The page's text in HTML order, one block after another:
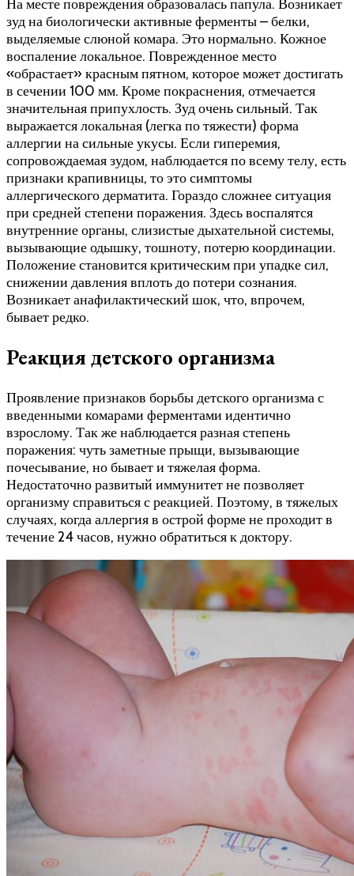
На месте повреждения образовалась папула. Возникает
зуд на биологически активные ферменты – белки,
выделяемые слюной комара. Это нормально. Кожное
воспаление локальное. Поврежденное место
«обрастает» красным пятном, которое может достигать
в сечении 100 мм. Кроме покраснения, отмечается
значительная припухлость. Зуд очень сильный. Так
выражается локальная (легка по тяжести) форма
аллергии на сильные укусы. Если гиперемия,
сопровождаемая зудом, наблюдается по всему телу, есть
признаки крапивницы, то это симптомы
аллергического дерматита. Гораздо сложнее ситуация
при средней степени поражения. Здесь воспалятся
внутренние органы, слизистые дыхательной системы,
вызывающие одышку, тошноту, потерю координации.
Положение становится критическим при упадке сил,
снижении давления вплоть до потери сознания.
Возникает анафилактический шок, что, впрочем,
бывает редко.
Реакция детского организма
Проявление признаков борьбы детского организма с
введенными комарами ферментами идентично
взрослому. Так же наблюдается разная степень
поражения: чуть заметные прыщи, вызывающие
почесывание, но бывает и тяжелая форма.
Недостаточно развитый иммунитет не позволяет
организму справиться с реакцией. Поэтому, в тяжелых
случаях, когда аллергия в острой форме не проходит в
течение 24 часов, нужно обратиться к доктору.